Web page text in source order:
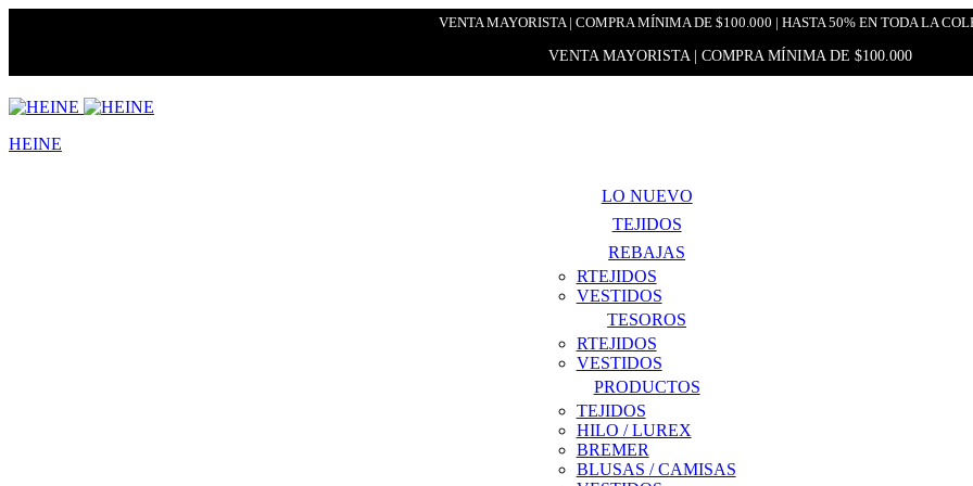
VENTA MAYORISTA | COMPRA MÍNIMA DE $100.000 | HASTA 50% EN TODA LA
VENTA MAYORISTA | COMPRA MÍNIMA DE $100.000
HEINE
LO NUEVO
TEJIDOS
REBAJAS
RTEJIDOS
VESTIDOS
TESOROS
RTEJIDOS
VESTIDOS
PRODUCTOS
TEJIDOS
HILO / LUREX
BREMER
BLUSAS / CAMISAS